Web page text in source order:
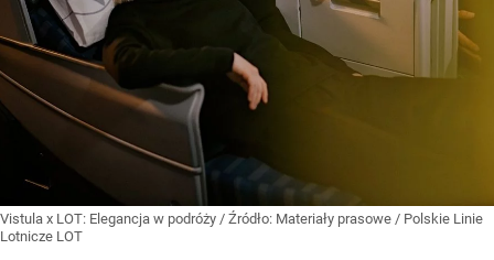
Vistula x LOT: Elegancja w podróży / Źródło: Materiały prasowe / Polskie Linie
Lotnicze LOT